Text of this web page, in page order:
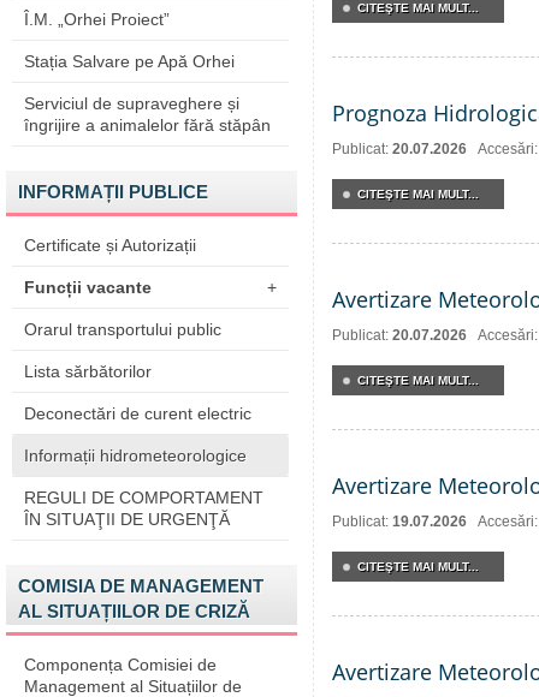
Î.M. „Orhei Proiect”
Stația Salvare pe Apă Orhei
Serviciul de supraveghere și
îngrijire a animalelor fără stăpân
INFORMAȚII PUBLICE
Certificate și Autorizații
Funcții vacante +
Orarul transportului public
Lista sărbătorilor
Deconectări de curent electric
Informații hidrometeorologice
REGULI DE COMPORTAMENT
ÎN SITUAŢII DE URGENŢĂ
COMISIA DE MANAGEMENT
AL SITUAȚIILOR DE CRIZĂ
Componența Comisiei de
Management al Situațiilor de
CITEŞTE MAI MULT...
Prognoza
Publicat: 20.07.2026
CITEŞTE MAI MULT...
Avertizare
Publicat: 20.07.2026
CITEŞTE MAI MULT...
Avertizare
Publicat: 19.07.2026
CITEŞTE MAI MULT...
Avertizare